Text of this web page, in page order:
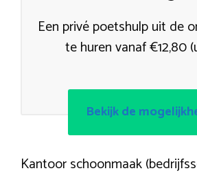
Een privé poetshulp uit de
te huren vanaf €12,80
Bekijk de
Kantoor schoonmaak